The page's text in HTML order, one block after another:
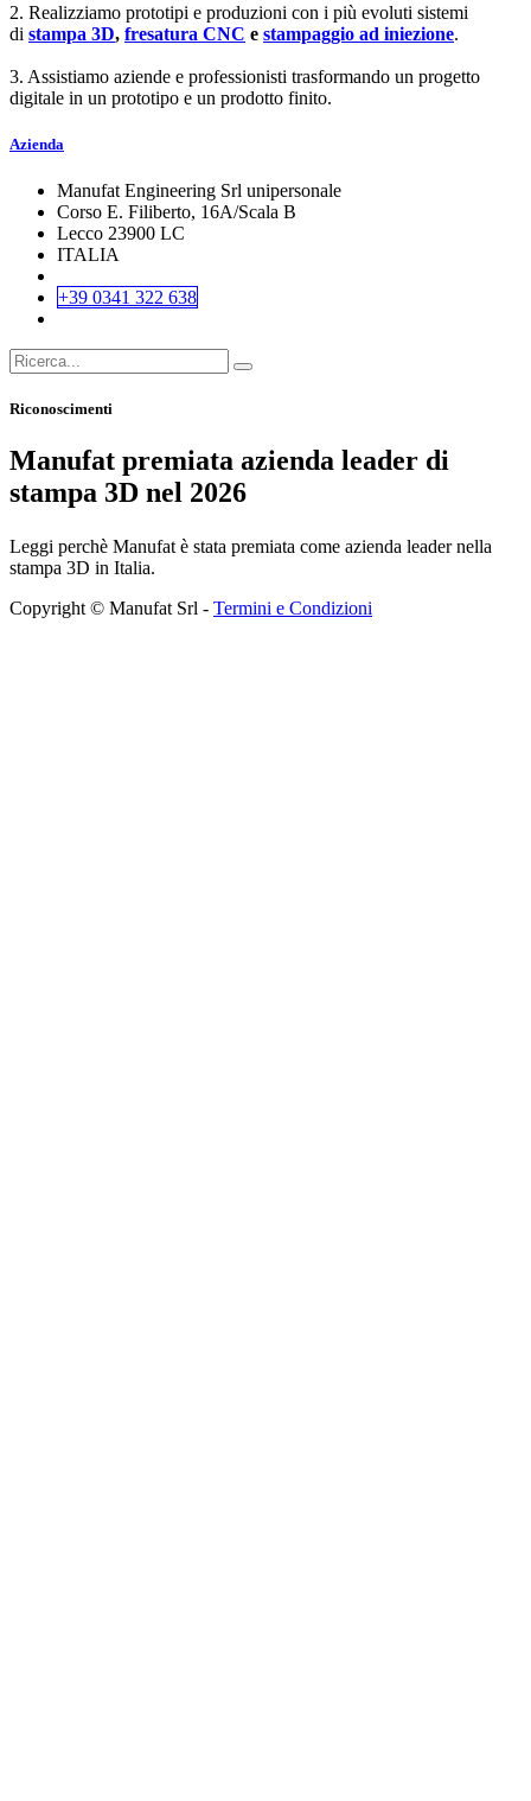
2. Realizziamo prototipi e produzioni con i più evoluti sistemi
di stampa 3D, fresatura CNC e stampaggio ad iniezione.
3. Assistiamo aziende e professionisti trasformando un progetto
digitale in un prototipo e un prodotto finito.
Azienda
Manufat Engineering Srl unipersonale
Corso E. Filiberto, 16A/Scala B
Lecco 23900 LC
ITALIA
+39 0341 322 638
Riconoscimenti
Manufat premiata azienda leader di
stampa 3D nel 2026
Leggi perchè Manufat è stata premiata come azienda leader nella
stampa 3D in Italia.
Copyright © Manufat Srl - Termini e Condizioni